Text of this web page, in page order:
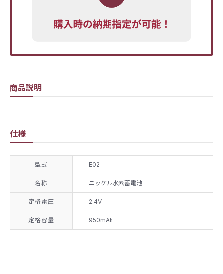
商品説明
仕様
型式 E02
名称 ニッケル水素蓄電池
定格電圧 2.4V
定格容量 950mAh